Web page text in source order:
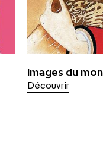
Images du
Découvrir